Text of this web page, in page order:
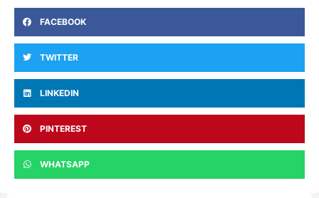
FACEBOOK
TWITTER
LINKEDIN
PINTEREST
WHATSAPP